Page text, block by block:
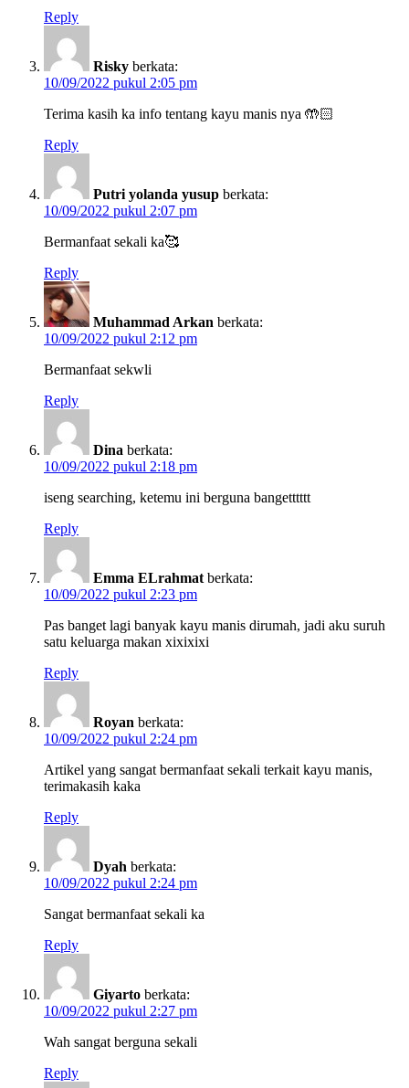
Reply
Risky berkata:
10/09/2022 pukul 2:05 pm
Terima kasih ka info tentang kayu manis nya 🤲🏻
Reply
Putri yolanda yusup berkata:
10/09/2022 pukul 2:07 pm
Bermanfaat sekali ka🥰
Reply
Muhammad Arkan berkata:
10/09/2022 pukul 2:12 pm
Bermanfaat sekwli
Reply
Dina berkata:
10/09/2022 pukul 2:18 pm
iseng searching, ketemu ini berguna bangetttttt
Reply
Emma ELrahmat berkata:
10/09/2022 pukul 2:23 pm
Pas banget lagi banyak kayu manis dirumah, jadi aku suruh
satu keluarga makan xixixixi
Reply
Royan berkata:
10/09/2022 pukul 2:24 pm
Artikel yang sangat bermanfaat sekali terkait kayu manis,
terimakasih kaka
Reply
Dyah berkata:
10/09/2022 pukul 2:24 pm
Sangat bermanfaat sekali ka
Reply
Giyarto berkata:
10/09/2022 pukul 2:27 pm
Wah sangat berguna sekali
Reply